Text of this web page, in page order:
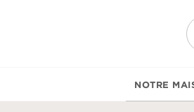
NOTRE